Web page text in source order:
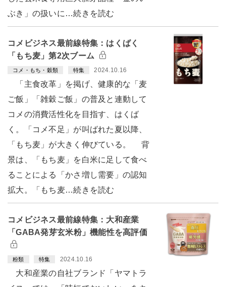
ぶき」の扱いに…続きを読む
コメビジネス最前線特集：はくばく
「もち麦」第2次ブーム
コメ・もち・穀類 特集 2024.10.16
「主食改革」を掲げ、健康的な「麦
ご飯」「雑穀ご飯」の普及と連動して
コメの消費活性化を目指す、はくば
く。「コメ不足」が叫ばれた夏以降、
「もち麦」が大きく伸びている。 背
景は、「もち麦」を白米に足して食べ
ることによる「かさ増し需要」の認知
拡大。「もち麦…続きを読む
コメビジネス最前線特集：大和産業
「GABA発芽玄米粉」機能性を高評価
粉類 特集 2024.10.16
大和産業の自社ブランド「ヤマトラ